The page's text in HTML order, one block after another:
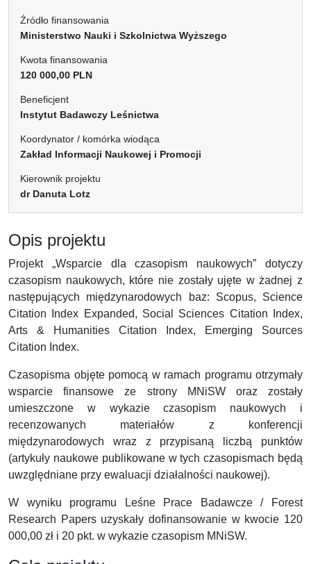
Źródło finansowania
Ministerstwo Nauki i Szkolnictwa Wyższego
Kwota finansowania
120 000,00 PLN
Beneficjent
Instytut Badawczy Leśnictwa
Koordynator / komórka wiodąca
Zakład Informacji Naukowej i Promocji
Kierownik projektu
dr Danuta Lotz
Opis projektu
Projekt „Wsparcie dla czasopism naukowych” dotyczy
czasopism naukowych, które nie zostały ujęte w żadnej z
następujących międzynarodowych baz: Scopus, Science
Citation Index Expanded, Social Sciences Citation Index,
Arts & Humanities Citation Index, Emerging Sources
Citation Index.
Czasopisma objęte pomocą w ramach programu otrzymały
wsparcie finansowe ze strony MNiSW oraz zostały
umieszczone w wykazie czasopism naukowych i
recenzowanych materiałów z konferencji
międzynarodowych wraz z przypisaną liczbą punktów
(artykuły naukowe publikowane w tych czasopismach będą
uwzględniane przy ewaluacji działalności naukowej).
W wyniku programu Leśne Prace Badawcze / Forest
Research Papers uzyskały dofinansowanie w kwocie 120
000,00 zł i 20 pkt. w wykazie czasopism MNiSW.